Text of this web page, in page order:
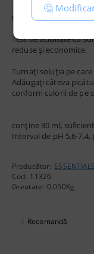
test pH lichid - precizie
Test de aciditate cu
reduse și economice.
Turnați soluția pe
Adăugați câteva
conform culorii de pe
conține 30 ml,
Interval de pH 5,6-7,4,
Producător: ESSENTIALS
Cod: 11326
Greutate: 0.050Kg
Recomandă
🤔